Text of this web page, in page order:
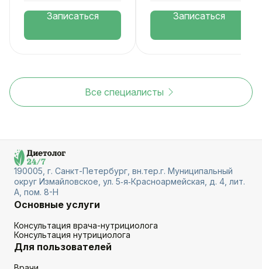
Записаться Записаться
Все специалисты
190005, г. Санкт-Петербург, вн.тер.г. Муниципальный
округ Измайловское, ул. 5‑я‑Красноармейская, д. 4, лит.
А, пом. 8-Н
Основные услуги
Консультация врача-нутрициолога
Консультация нутрициолога
Для пользователей